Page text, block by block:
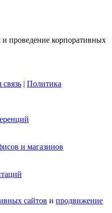
проведение корпоративных
связь | Политика
и магазинов
сайтов и продвижение